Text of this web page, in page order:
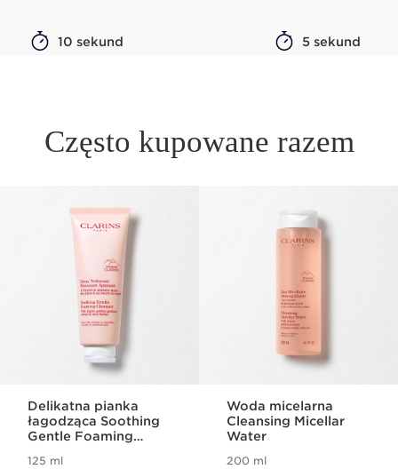
10 sekund 5 sekund
Często kupowane razem
PRZEJDŹ DO TREŚCI
Delikatna pianka
łagodząca Soothing
Gentle Foaming
125 ml
Woda micelarna
Cleansing Micellar
Water
200 ml